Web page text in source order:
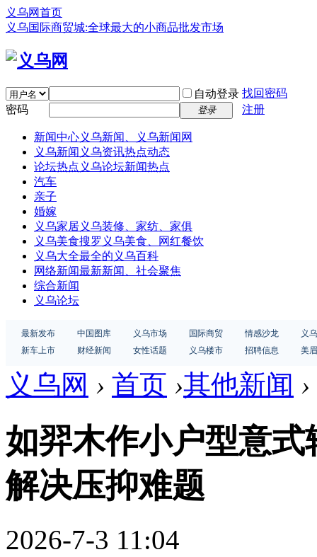
义乌网首页
义乌国际商贸城:全球最大的小商品批发市场
自动登录 找回密码
密码
登录 注册
新闻中心义乌新闻、义乌新闻网
义乌新闻 义乌资讯热点动态
论坛热点 义乌论坛新闻热点
汽车
亲子
婚嫁
义乌家居义乌装修、家纺、家俱
义乌美食搜罗义乌美食、网红餐饮
义乌大全最全的义乌百科
网络新闻最新新闻、社会聚焦
综合新闻
义乌论坛
最新发布 中国图库 义乌市场 国际商贸 情感沙龙
义
新车上市
财经新闻 女性话题 义乌楼市 招聘信息 美
义乌网 › 首页 ›其他新闻 ›
如羿木作小户型意
解决压抑难题
2026-7-3 11:04